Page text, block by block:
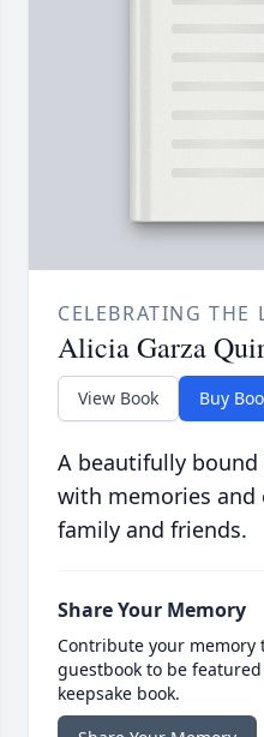
CELEBRATING THE
Alicia Garza
View Book Buy
A beautifully
with memories and
family and friends.
Share Your Memory
Contribute your memory
guestbook to be
keepsake book.